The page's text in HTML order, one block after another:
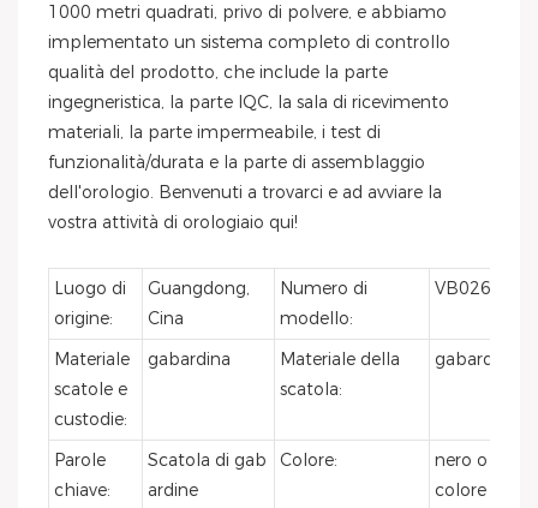
1000 metri quadrati, privo di polvere, e abbiamo
implementato un sistema completo di controllo
qualità del prodotto, che include la parte
ingegneristica, la parte IQC, la sala di ricevimento
materiali, la parte impermeabile, i test di
funzionalità/durata e la parte di assemblaggio
dell'orologio. Benvenuti a trovarci e ad avviare la
vostra attività di orologiaio qui!
Luogo di
origine:
Guangdong,
Cina
Numero di
modello:
VB026
Materiale
scatole e
custodie:
gabardina
Materiale della
scatola:
gabardina
Parole
chiave:
Scatola di gab
ardine
Colore:
nero o altro
colore